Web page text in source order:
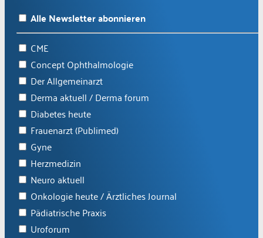
Alle Newsletter abonnieren
CME
Concept Ophthalmologie
Der Allgemeinarzt
Derma aktuell / Derma forum
Diabetes heute
Frauenarzt (Publimed)
Gyne
Herzmedizin
Neuro aktuell
Onkologie heute / Ärztliches Journal
Pädiatrische Praxis
Uroforum